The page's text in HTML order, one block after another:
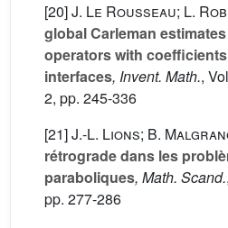
[20]J. Le Rousseau; L.
global Carleman
operators with
interfaces, Invent. Math.,
2, pp. 245-336
[21]J.-L. Lions; B.
rétrograde dans les
paraboliques, Math. Scand.
pp. 277-286